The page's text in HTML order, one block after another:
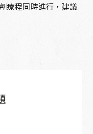
療程同時進行，建議